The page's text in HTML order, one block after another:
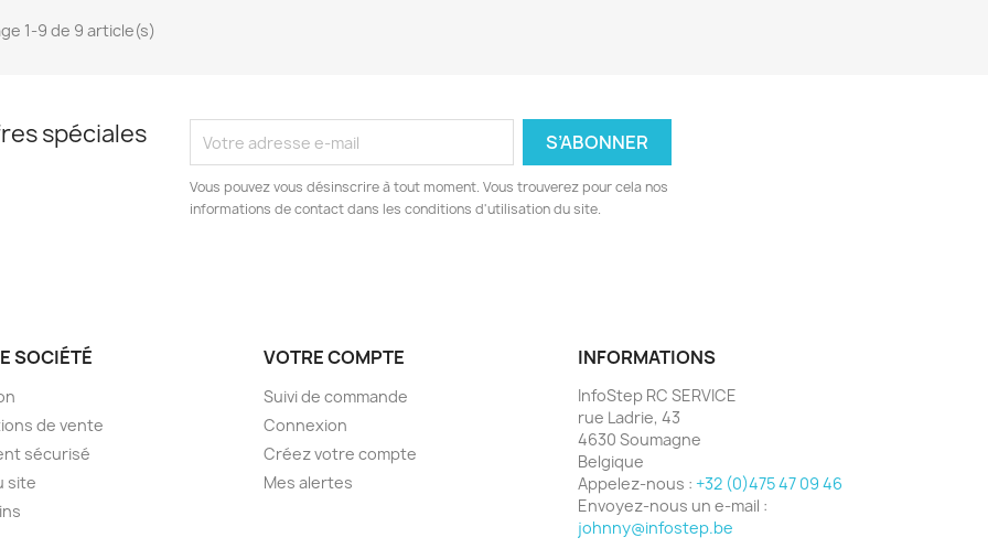
1-9 de 9 article(s)
spéciales
Vous pouvez vous désinscrire à tout moment. Vous trouverez pour cela nos
informations de contact dans les conditions d'utilisation du site.
SOCIÉTÉ
de vente
sécurisé
site
VOTRE COMPTE
Suivi de commande
Connexion
Créez votre compte
Mes alertes
INFORMATIONS
InfoStep RC SERVICE
rue Ladrie, 43
4630 Soumagne
Belgique
Appelez-nous : +32 (0)475 47 09 46
Envoyez-nous un e-mail :
johnny@infostep.be